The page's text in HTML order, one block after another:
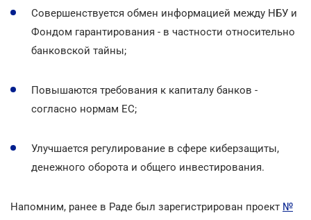
Совершенствуется обмен информацией между НБУ и
Фондом гарантирования - в частности относительно
банковской тайны;
Повышаются требования к капиталу банков -
согласно нормам ЕС;
Улучшается регулирование в сфере киберзащиты,
денежного оборота и общего инвестирования.
Напомним, ранее в Раде был зарегистрирован проект №